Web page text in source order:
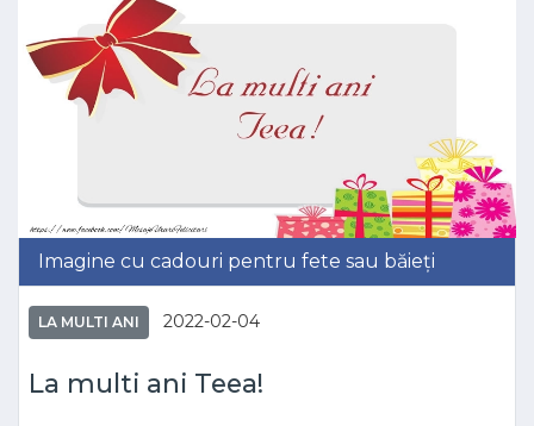
Imagine cu cadouri pentru fete sau băieți
LA MULTI ANI 2022-02-04
La multi ani Teea!